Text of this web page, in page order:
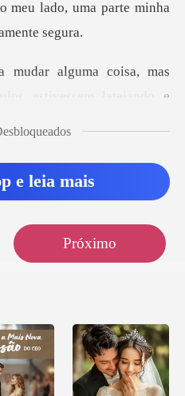
, mas
estivessem l
e leia mais
Próximo